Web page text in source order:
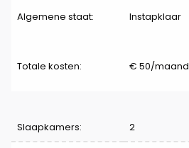
Algemene staat: Instapklaar
Totale kosten: € 50/maand
Indeling
Slaapkamers: 2